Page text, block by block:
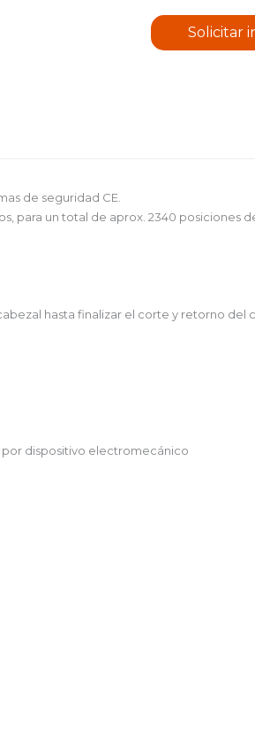
Solicitar
de seguridad CE.
para un total de aprox. 2340 posiciones
hasta finalizar el corte y retorno del
por dispositivo electromecánico